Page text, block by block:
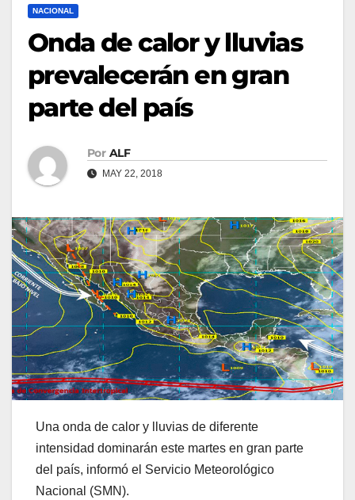
NACIONAL
Onda de calor y lluvias
prevalecerán en gran
parte del país
Por ALF
MAY 22, 2018
Una onda de calor y lluvias de diferente
intensidad dominarán este martes en gran parte
del país, informó el Servicio Meteorológico
Nacional (SMN).